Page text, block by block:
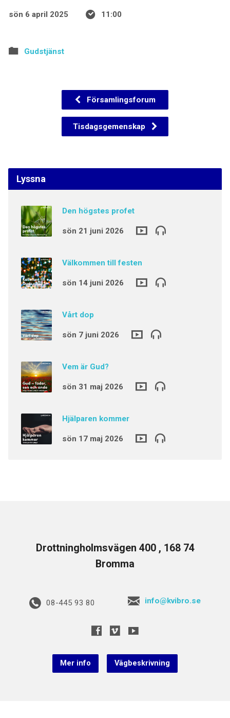
sön 6 april 2025 11:00
Gudstjänst
Församlingsforum
Tisdagsgemenskap
Lyssna
Den högstes profet
sön 21 juni 2026
Välkommen till festen
sön 14 juni 2026
Vårt dop
sön 7 juni 2026
Vem är Gud?
sön 31 maj 2026
Hjälparen kommer
sön 17 maj 2026
Drottningholmsvägen 400 , 168 74
Bromma
08-445 93 80 info@kvibro.se
Mer info Vägbeskrivning